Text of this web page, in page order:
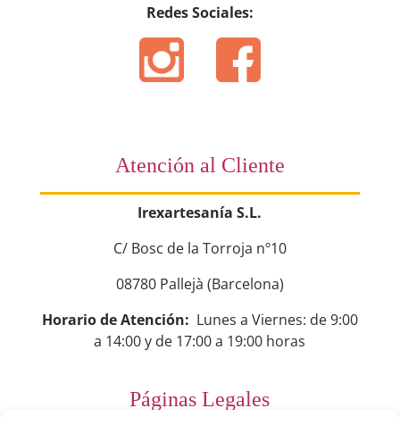
Redes Sociales:
Atención al Cliente
Irexartesanía S.L.
C/ Bosc de la Torroja nº10
08780 Pallejà (Barcelona)
Horario de Atención: Lunes a Viernes: de 9:00
a 14:00 y de 17:00 a 19:00 horas
Páginas Legales